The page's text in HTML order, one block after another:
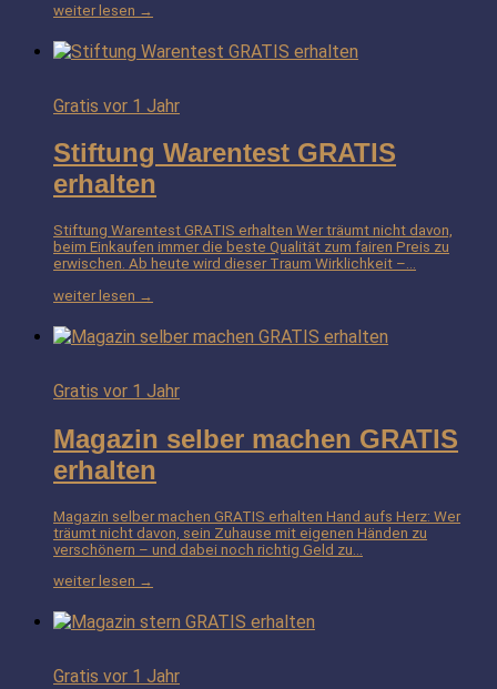
weiter lesen →
Gratis vor 1 Jahr
Stiftung Warentest GRATIS
erhalten
Stiftung Warentest GRATIS erhalten Wer träumt nicht davon,
beim Einkaufen immer die beste Qualität zum fairen Preis zu
erwischen. Ab heute wird dieser Traum Wirklichkeit –…
weiter lesen →
Gratis vor 1 Jahr
Magazin selber machen GRATIS
erhalten
Magazin selber machen GRATIS erhalten Hand aufs Herz: Wer
träumt nicht davon, sein Zuhause mit eigenen Händen zu
verschönern – und dabei noch richtig Geld zu…
weiter lesen →
Gratis vor 1 Jahr